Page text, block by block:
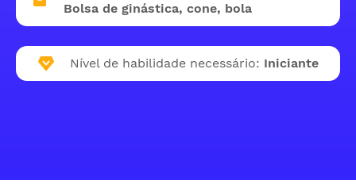
Bolsa de ginástica, cone, bola
Nível de habilidade necessário: Iniciante